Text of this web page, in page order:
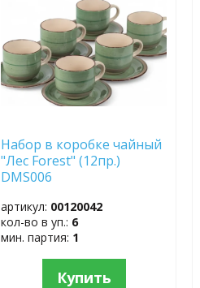
Набор в коробке чайный
"Лес Forest" (12пр.)
DMS006
артикул: 00120042
кол-во в уп.: 6
мин. партия: 1
Купить